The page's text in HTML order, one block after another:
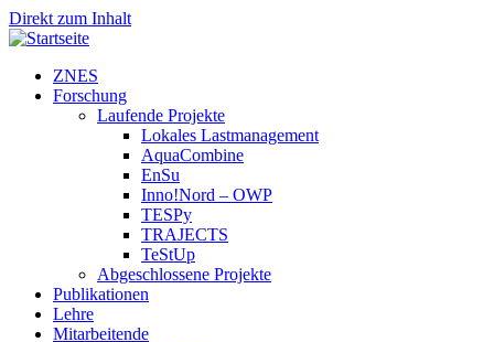
Direkt zum Inhalt
ZNES
Forschung
Laufende Projekte
Lokales Lastmanagement
AquaCombine
EnSu
Inno!Nord – OWP
TESPy
TRAJECTS
TeStUp
Abgeschlossene Projekte
Publikationen
Lehre
Mitarbeitende